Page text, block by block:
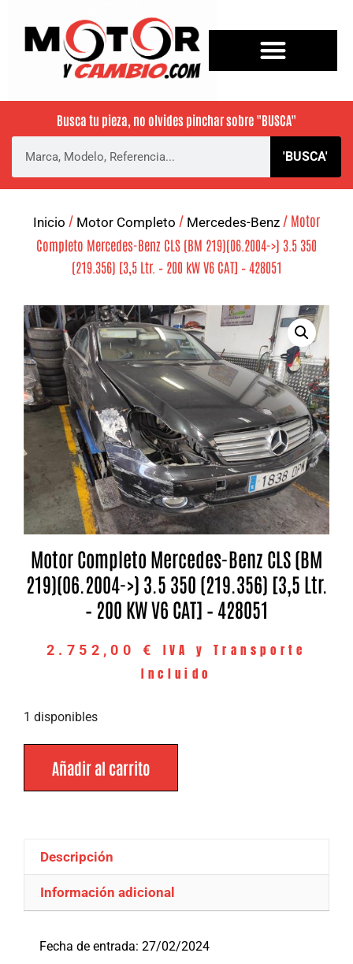
Busca tu pieza, no olvides pinchar sobre "BUSCA"
'BUSCA'
Inicio / Motor Completo / Mercedes-Benz / Motor
Completo Mercedes-Benz CLS (BM 219)(06.2004->) 3.5 350
(219.356) [3,5 Ltr. – 200 kW V6 CAT] – 428051
Motor Completo Mercedes-Benz CLS (BM
219)(06.2004->) 3.5 350 (219.356) [3,5 Ltr.
– 200 KW V6 CAT] – 428051
2.752,00 €
IVA y Transporte
Incluido
1 disponibles
Añadir al carrito
Descripción
Información adicional
Fecha de entrada: 27/02/2024